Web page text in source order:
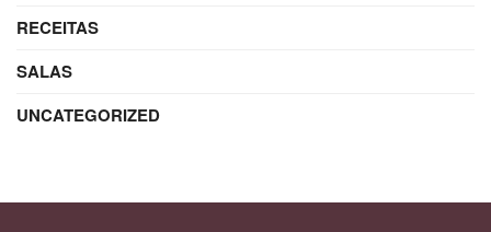
RECEITAS
SALAS
UNCATEGORIZED